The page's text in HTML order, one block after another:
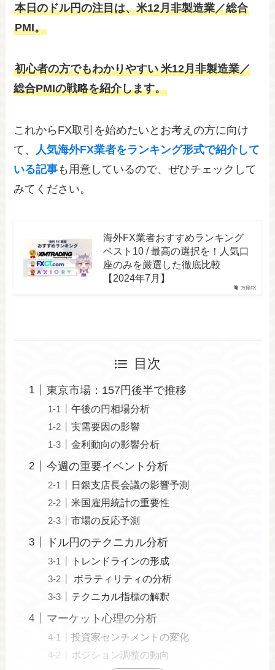
本日のドル円の注目は、米12月非製造業／総合
PMI。
初心者の方でもわかりやすい 米12月非製造業／
総合PMIの戦略を紹介します。
これからFX取引を始めたいとお考えの方に向け
て、 人気海外FX業者をランキング形式で紹介して
いる記事も用意しているので、ぜひチェックして
みてください。
万屋FX
海外FX業者おすすめランキング
ベスト10 / 最高の選択を！人気口
座のみを厳選した徹底比較
【2024年7月】
目次
東京市場：157円後半で推移
午後の円相場分析
実需要因の影響
金利動向の影響分析
今週の重要イベント分析
日銀支店長会議の影響予測
米国雇用統計の重要性
市場の反応予測
ドル円のテクニカル分析
トレンドラインの形成
ボラティリティの分析
テクニカル指標の解釈
マーケット心理の分析
投資家センチメントの変化
ポジション調整の動向